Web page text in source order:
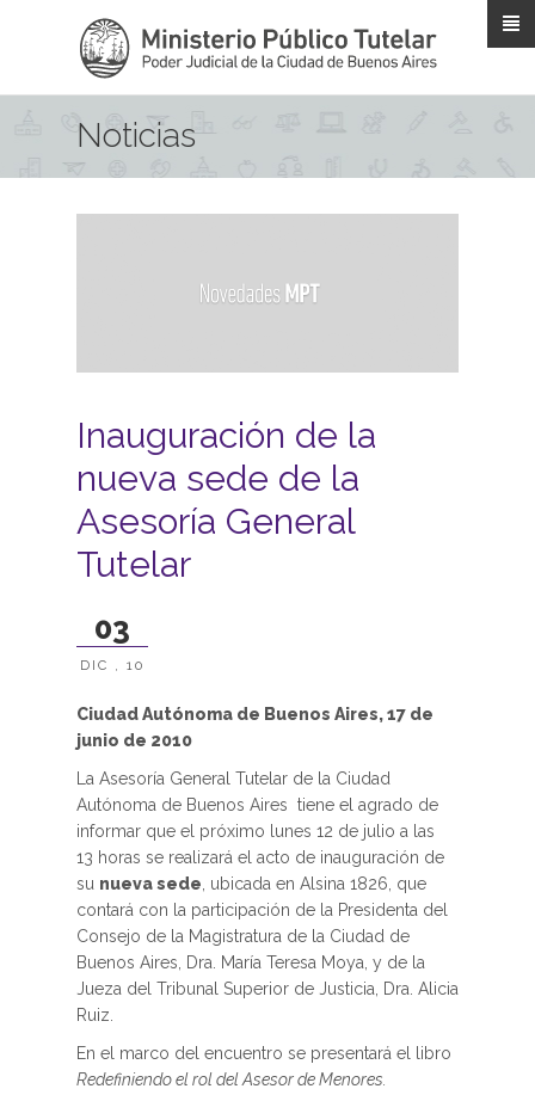
Noticias
Inauguración de la
nueva sede de la
Asesoría General
Tutelar
03
DIC , 10
Ciudad Autónoma de Buenos Aires, 17 de
junio de 2010
La Asesoría General Tutelar de la Ciudad
Autónoma de Buenos Aires tiene el agrado de
informar que el próximo lunes 12 de julio a las
13 horas se realizará el acto de inauguración de
su nueva sede, ubicada en Alsina 1826, que
contará con la participación de la Presidenta del
Consejo de la Magistratura de la Ciudad de
Buenos Aires, Dra. María Teresa Moya, y de la
Jueza del Tribunal Superior de Justicia, Dra. Alicia
Ruiz.
En el marco del encuentro se presentará el libro
Redefiniendo el rol del Asesor de Menores.